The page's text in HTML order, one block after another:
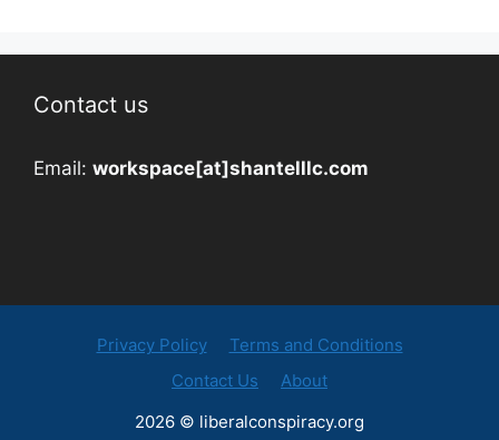
Contact us
Email: workspace[at]shantelllc.com
Privacy Policy
Terms and Conditions
Contact Us
About
2026 © liberalconspiracy.org